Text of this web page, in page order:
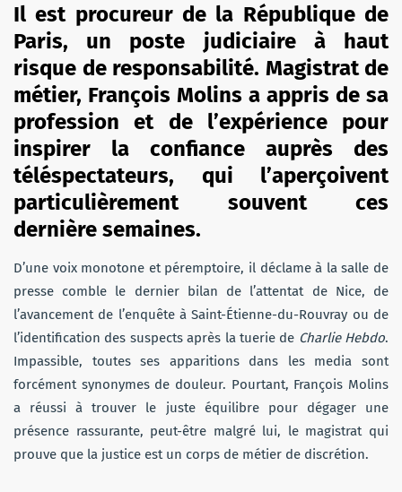
Il est procureur de la République de
Paris, un poste judiciaire à haut
risque de responsabilité. Magistrat de
métier, François Molins a appris de sa
profession et de l’expérience pour
inspirer la confiance auprès des
téléspectateurs, qui l’aperçoivent
particulièrement souvent ces
dernière semaines.
D’une voix monotone et péremptoire, il déclame à la salle de
presse comble le dernier bilan de l’attentat de Nice, de
l’avancement de l’enquête à Saint-Étienne-du-Rouvray ou de
l’identification des suspects après la tuerie de Charlie Hebdo.
Impassible, toutes ses apparitions dans les media sont
forcément synonymes de douleur. Pourtant, François Molins
a réussi à trouver le juste équilibre pour dégager une
présence rassurante, peut-être malgré lui, le magistrat qui
prouve que la justice est un corps de métier de discrétion.